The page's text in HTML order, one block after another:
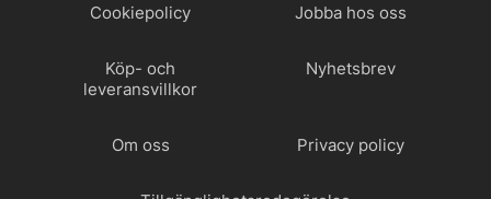
Cookiepolicy Jobba hos oss
Köp- och
leveransvillkor
Nyhetsbrev
Om oss Privacy policy